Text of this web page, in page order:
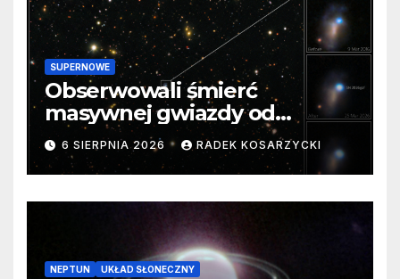
SUPERNOWE
Obserwowali śmierć
masywnej gwiazdy od
samego początku. Niezwykle
cenne dane
6 SIERPNIA 2026 RADEK KOSARZYCKI
NEPTUN UKŁAD SŁONECZNY